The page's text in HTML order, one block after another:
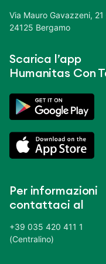
Via Mauro Gavazzeni, 21
24125 Bergamo
Scarica l’app
Humanitas Con
Per informazioni
contattaci al
+39 035 420 411 1
(Centralino)